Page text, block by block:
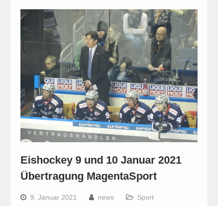
Eishockey 9 und 10 Januar 2021
Übertragung MagentaSport
9. Januar 2021 news Sport